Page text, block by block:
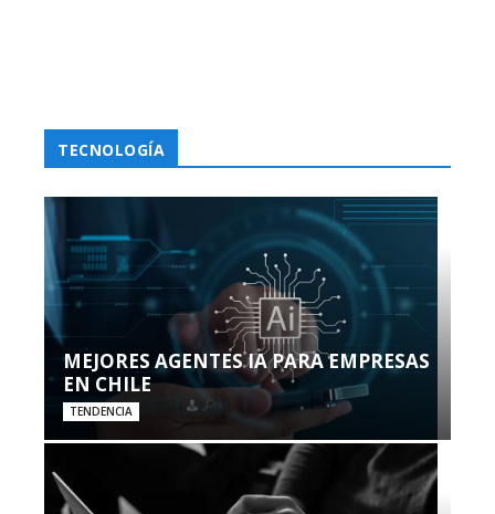
TECNOLOGÍA
MEJORES AGENTES IA PARA EMPRESAS
EN CHILE
TENDENCIA